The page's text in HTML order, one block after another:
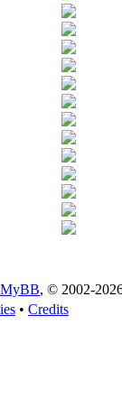
MyBB, © 2002-
• Credits